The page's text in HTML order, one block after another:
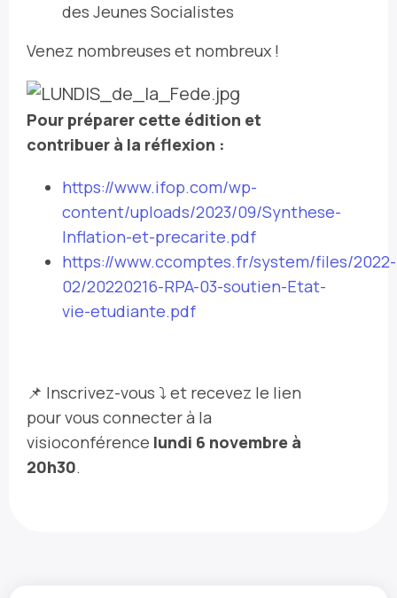
des Jeunes Socialistes
Venez nombreuses et nombreux !
Pour préparer cette édition et
contribuer à la réflexion :
https://www.ifop.com/wp-
content/uploads/2023/09/Synthese-
Inflation-et-precarite.pdf
https://www.ccomptes.fr/system/files/2022-
02/20220216-RPA-03-soutien-Etat-
vie-etudiante.pdf
📌 Inscrivez-vous ⤵️ et recevez le lien
pour vous connecter à la
visioconférence lundi 6 novembre à
20h30.